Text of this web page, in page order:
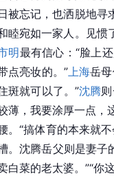
被忘记，也洒脱地寻
睦宛如一家人。见惯
明最有信心：“脸上
点亮妆的。”上海岳
斑就可以了。”沈腾
薄，我要涂厚一点，
。“搞体育的本来就
。沈腾岳父则是妻子
白菜的老太婆。”“你